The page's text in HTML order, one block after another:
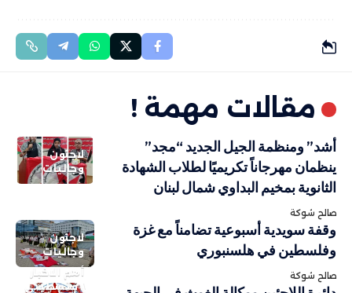
مقالات مهمة !
لاجئون
وجاليات
أشد” ومنظمة الجيل الجديد “مجد”
ينظمان مهرجاناً تكريميًا لطلاب الشهادة
الثانوية بمخيم البداوي شمال لبنان
صالح شوكة
لاجئون
وجاليات
وقفة سويدية أسبوعية تضامناً مع غزة
وفلسطين في هلسنبوري
صالح شوكة
أهم الاخبار
فلسطيني